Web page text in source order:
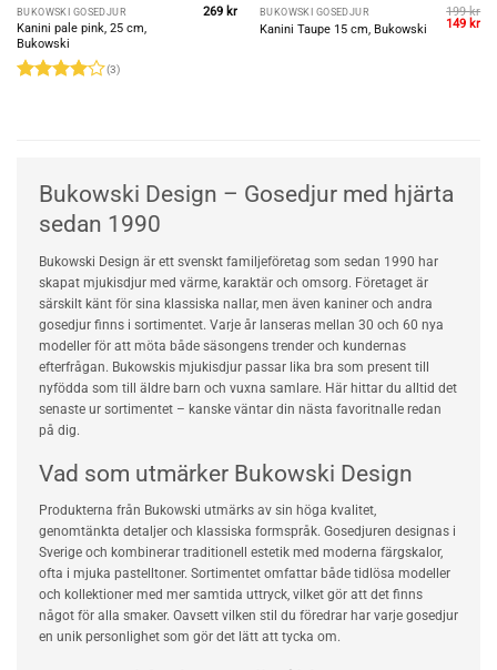
BUKOWSKI GOSEDJUR
Kanini pale pink, 25 cm,
Bukowski
(3)
269 kr BUKOWSKI GOSEDJUR
Kanini Taupe 15 cm, Bukowski
199kr
Det
149 kr
Bukowski Design – Gosedjur med hjärta
sedan 1990
Bukowski Design är ett svenskt familjeföretag som sedan 1990 har
skapat mjukisdjur med värme, karaktär och omsorg. Företaget är
särskilt känt för sina klassiska nallar, men även kaniner och andra
gosedjur finns i sortimentet. Varje år lanseras mellan 30 och 60 nya
modeller för att möta både säsongens trender och kundernas
efterfrågan. Bukowskis mjukisdjur passar lika bra som present till
nyfödda som till äldre barn och vuxna samlare. Här hittar du alltid det
senaste ur sortimentet – kanske väntar din nästa favoritnalle redan
på dig.
Vad som utmärker Bukowski Design
Produkterna från Bukowski utmärks av sin höga kvalitet,
genomtänkta detaljer och klassiska formspråk. Gosedjuren designas i
Sverige och kombinerar traditionell estetik med moderna färgskalor,
ofta i mjuka pastelltoner. Sortimentet omfattar både tidlösa modeller
och kollektioner med mer samtida uttryck, vilket gör att det finns
något för alla smaker. Oavsett vilken stil du föredrar har varje gosedjur
en unik personlighet som gör det lätt att tycka om.